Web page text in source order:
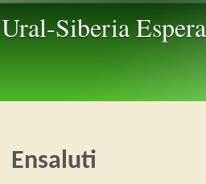
Ural-Siberia
Ensaluti